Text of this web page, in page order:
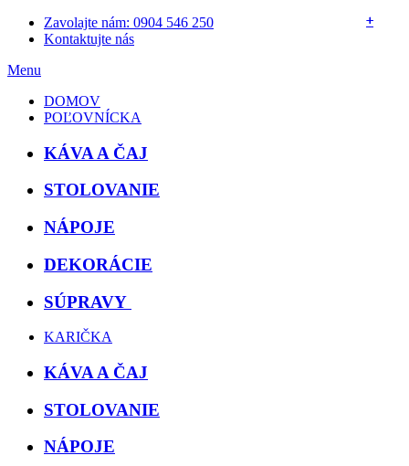
Zavolajte nám: 0904 546 250
Kontaktujte nás
Menu
DOMOV
POĽOVNÍCKA
+
KÁVA A ČAJ
STOLOVANIE
NÁPOJE
DEKORÁCIE
SÚPRAVY
KARIČKA
+
KÁVA A ČAJ
STOLOVANIE
NÁPOJE
+
+
+